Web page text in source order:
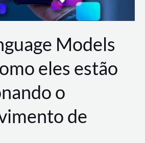
Models
eles estão
o
de